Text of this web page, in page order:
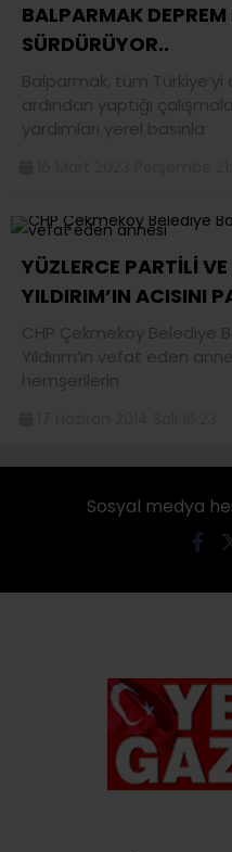
BALPARMAK
SÜRDÜRÜYOR..
Balparmak, tüm
ardından yaptığı
yardımları yerel basınla
YÜZLERCE PARTİLİ
YILDIRIM’IN ACISINI
CHP Çekmeköy Belediye
Yıldırım’ın vefat eden
hemşerilerin
Sosyal medya